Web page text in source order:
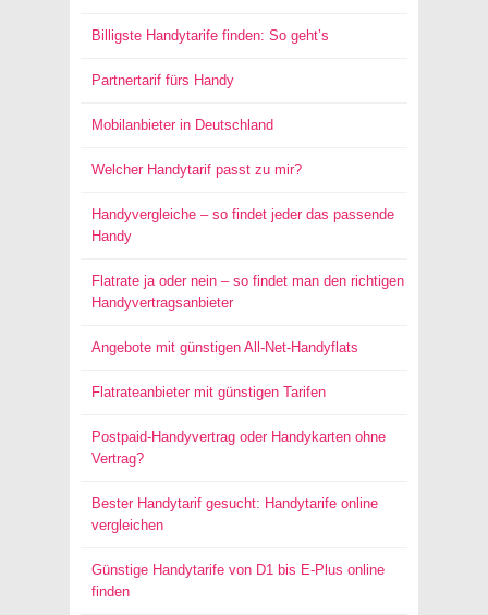
Billigste Handytarife finden: So geht’s
Partnertarif fürs Handy
Mobilanbieter in Deutschland
Welcher Handytarif passt zu mir?
Handyvergleiche – so findet jeder das passende
Handy
Flatrate ja oder nein – so findet man den richtigen
Handyvertragsanbieter
Angebote mit günstigen All-Net-Handyflats
Flatrateanbieter mit günstigen Tarifen
Postpaid-Handyvertrag oder Handykarten ohne
Vertrag?
Bester Handytarif gesucht: Handytarife online
vergleichen
Günstige Handytarife von D1 bis E-Plus online
finden